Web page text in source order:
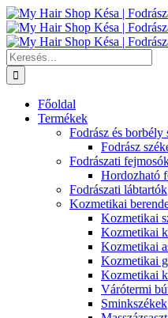
Kihagyás
Keresés...
Főoldal
Termékek
Fodrász és borbély
Fodrász
Fodrászati
Hordozható
Fodrászati lábtartók
Kozmetikai
Kozmetikai
Kozmetikai
Kozmetikai
Kozmetikai
Kozmetikai
Várótermi
Sminkszékek